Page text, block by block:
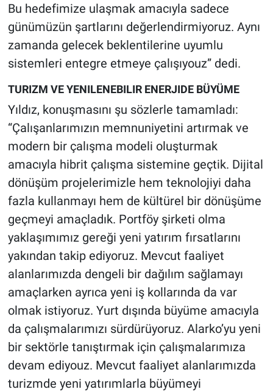
Bu hedefimize ulaşmak amacıyla sadece
günümüzün şartlarını değerlendirmiyoruz. Aynı
zamanda gelecek beklentilerine uyumlu
sistemleri entegre etmeye çalışıyouz” dedi.
TURIZM VE YENILENEBILIR ENERJIDE BÜYÜME
Yıldız, konuşmasını şu sözlerle tamamladı:
“Çalışanlarımızın memnuniyetini artırmak ve
modern bir çalışma modeli oluşturmak
amacıyla hibrit çalışma sistemine geçtik. Dijital
dönüşüm projelerimizle hem teknolojiyi daha
fazla kullanmayı hem de kültürel bir dönüşüme
geçmeyi amaçladık. Portföy şirketi olma
yaklaşımımız gereği yeni yatırım fırsatlarını
yakından takip ediyoruz. Mevcut faaliyet
alanlarımızda dengeli bir dağılım sağlamayı
amaçlarken ayrıca yeni iş kollarında da var
olmak istiyoruz. Yurt dışında büyüme amacıyla
da çalışmalarımızı sürdürüyoruz. Alarko’yu yeni
bir sektörle tanıştırmak için çalışmalarımıza
devam ediyouz. Mevcut faaliyet alanlarımızda
turizmde yeni yatırımlarla büyümeyi